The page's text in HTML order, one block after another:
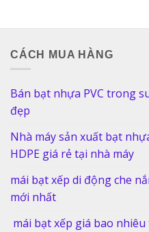
CÁCH MUA HÀNG
Bán bạt nhựa PVC trong
đẹp
Nhà máy sản xuất bạt
HDPE giá rẻ tại nhà máy
mái bạt xếp di động che
mới nhất
mái bạt xếp giá bao